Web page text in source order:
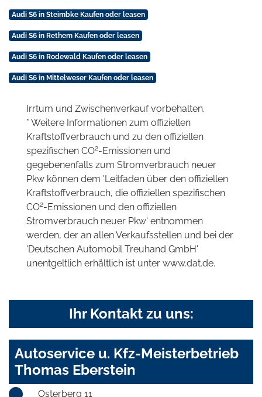
Audi S6 in Steimbke Kaufen oder leasen
Audi S6 in Rethem Kaufen oder leasen
Audi S6 in Rodewald Kaufen oder leasen
Audi S6 in Mittelweser Kaufen oder leasen
Irrtum und Zwischenverkauf vorbehalten.
* Weitere Informationen zum offiziellen
Kraftstoffverbrauch und zu den offiziellen
spezifischen CO2-Emissionen und
gegebenenfalls zum Stromverbrauch neuer
Pkw können dem 'Leitfaden über den offiziellen
Kraftstoffverbrauch, die offiziellen spezifischen
CO2-Emissionen und den offiziellen
Stromverbrauch neuer Pkw' entnommen
werden, der an allen Verkaufsstellen und bei der
'Deutschen Automobil Treuhand GmbH'
unentgeltlich erhältlich ist unter www.dat.de.
Ihr Kontakt zu uns:
Autoservice u. Kfz-Meisterbetrieb
Thomas Eberstein
Osterberg 11